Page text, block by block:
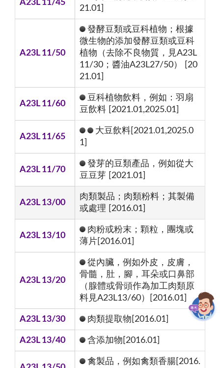
A23L 11/45
21.01]
A23L 11/50
發酵豆類或豆科植物；根據
微生物的添加發酵豆類或豆科
植物（去除不良物質，見A23L
11/30；醬油A23L27/50） [20
21.01]
A23L 11/60
豆科植物飲料，例如：羽扇
豆飲料 [2021.01,2025.01]
A23L 11/65
大豆飲料[2021.01,2025.0
1]
A23L 11/70
發芽的豆類產品，例如從大
豆豆芽 [2021.01]
A23L 13/00
肉類製品；肉類粉料；其製備
或處理 [2016.01]
A23L 13/10
肉粉或粉末；顆粒，團塊或
薄片[2016.01]
A23L 13/20
從內臟，例如外皮，皮膚，
骨髓，肚，腳，耳朵或口鼻部
（腺體或骨頭作為加工肉類原
料見A23L13/60）[2016.01]
A23L 13/30 肉類提取物[2016.01]
A23L 13/40 含添加物[2016.01]
禽製品，例如禽類香腸[2016.